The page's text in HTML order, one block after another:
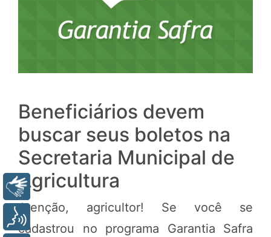
Beneficiários devem
buscar seus boletos na
Secretaria Municipal de
Agricultura
Atenção, agricultor! Se você se
cadastrou no programa Garantia Safra
Libras
Voz